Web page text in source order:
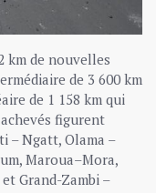
km de nouvelles
de 3 600 km
de 1 158 km qui
figurent
– Ngatt, Olama –
Maroua–Mora,
Grand-Zambi –